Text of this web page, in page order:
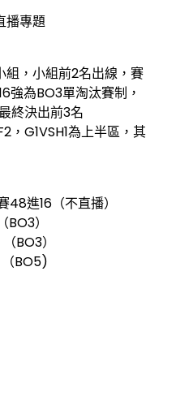
專題
，小組前2名出線，賽
強為BO3單淘汰賽制，
終決出前3名
，G1VSH1為上半區，其
進16（不直播）
）
BO3）
BO5)